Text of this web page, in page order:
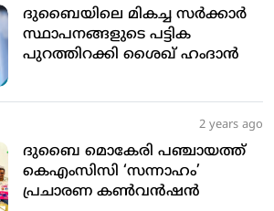
ദുബൈയിലെ മികച്ച സര്‍ക്കാര്‍
സ്ഥാപനങ്ങളുടെ പട്ടിക
പുറത്തിറക്കി ശൈഖ് ഹംദാന്‍
2 years ago
ദുബൈ മൊകേരി പഞ്ചായത്ത്
കെഎംസിസി ‘സന്നാഹം’
പ്രചാരണ കണ്‍വന്‍ഷന്‍